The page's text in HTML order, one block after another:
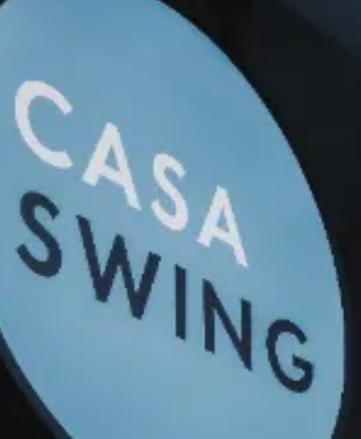
〒150-0021
東京都渋谷区恵比寿西1丁目20-3 三信ビル1F
Googleマップでみる
JR恵比寿駅徒歩3分 / 日比谷線恵比寿駅徒歩1分 /
恵比寿南交差点すぐ / 店舗前道路に60分300円パ
ーキングあり